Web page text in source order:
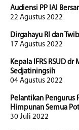
Audiensi PP IAI
22 Agustus 2022
Dirgahayu RI dan
17 Agustus 2022
Kepala IFRS RSUD
Sedjatiningsih
04 Agustus 2022
Pelantikan Pengurus
Himpunan Semua
30 Juli 2022